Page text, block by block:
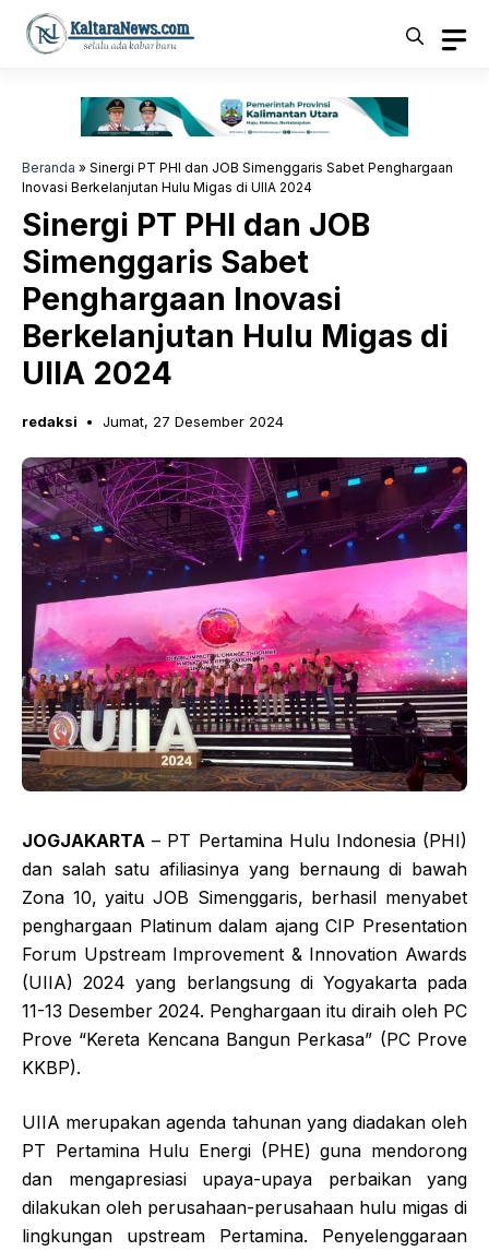
Langsung
Beranda » Sinergi PT PHI dan JOB Simenggaris Sabet Penghargaan
Inovasi Berkelanjutan Hulu Migas di UIIA 2024
Sinergi PT PHI dan JOB
Simenggaris Sabet
Penghargaan Inovasi
Berkelanjutan Hulu Migas di
UIIA 2024
redaksi Jumat, 27 Desember 2024
JOGJAKARTA – PT Pertamina Hulu Indonesia (PHI)
dan salah satu afiliasinya yang bernaung di bawah
Zona 10, yaitu JOB Simenggaris, berhasil menyabet
penghargaan Platinum dalam ajang CIP Presentation
Forum Upstream Improvement & Innovation Awards
(UIIA) 2024 yang berlangsung di Yogyakarta pada
11-13 Desember 2024. Penghargaan itu diraih oleh PC
Prove “Kereta Kencana Bangun Perkasa” (PC Prove
KKBP).
UIIA merupakan agenda tahunan yang diadakan oleh
PT Pertamina Hulu Energi (PHE) guna mendorong
dan mengapresiasi upaya-upaya perbaikan yang
dilakukan oleh perusahaan-perusahaan hulu migas di
lingkungan upstream Pertamina. Penyelenggaraan